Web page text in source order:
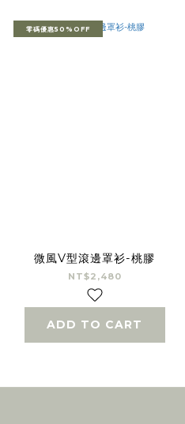
零碼優惠50%OFF
微風V型滾邊罩衫-桃膠
NT$2,480
ADD TO CART